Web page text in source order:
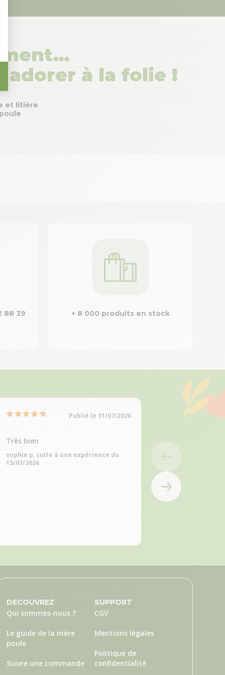
adorer à la folie !
et litière
poule
88 39
+ 8 000 produits en stock
Publié le 31/07/2026
Très bien
sophie p, suite à une expérience du
15/07/2026
rapidement
réactivité. Avec
commandés
poulailler réussi
DECOUVREZ
Qui sommes-nous ?
Le guide de la mère
poule
Suivre une commande
SUPPORT
CGV
Mentions légales
Politique de
confidentialité